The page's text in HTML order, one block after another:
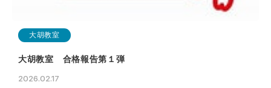
大胡教室
大胡教室 合格報告第１弾
2026.02.17